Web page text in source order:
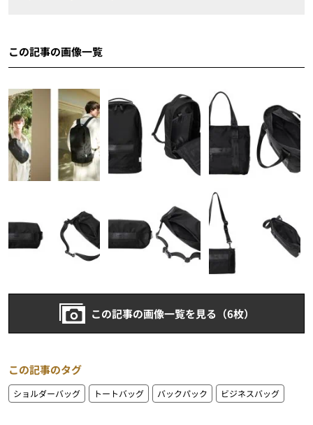
この記事の画像一覧
この記事の画像一覧を見る（6枚）
この記事のタグ
ショルダーバッグ トートバッグ バックパック ビジネスバッグ